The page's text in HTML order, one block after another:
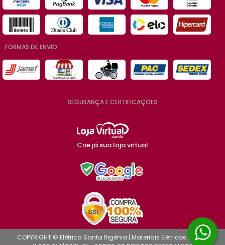
FORMAS DE ENVIO
SEGURANÇA E CERTIFICAÇÕES
Crie já sua loja virtual
COPYRIGHT © Elétrica Santa Ifigênia | Materiais Elétricos 2026 -